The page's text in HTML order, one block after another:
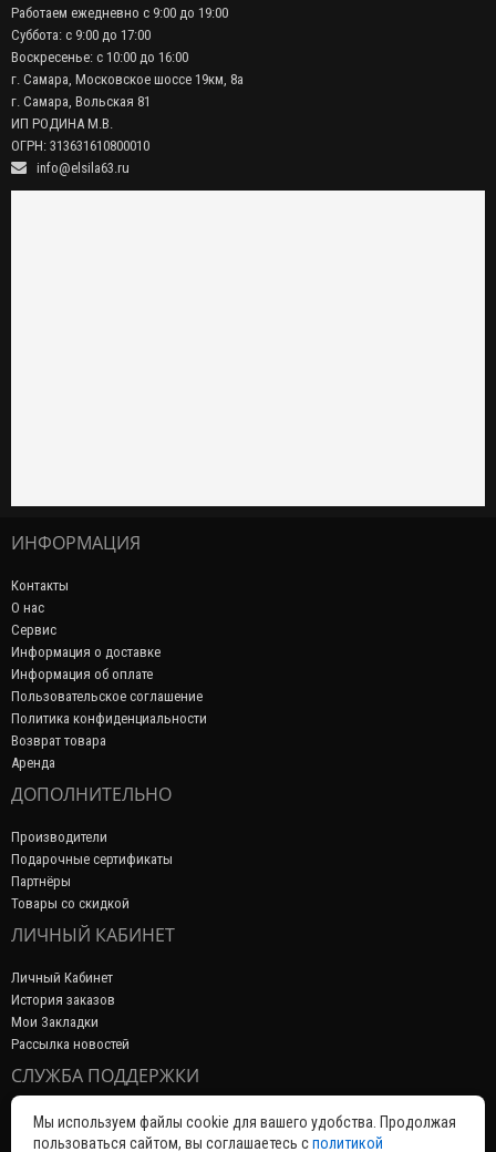
Работаем ежедневно с 9:00 до 19:00
Суббота: с 9:00 до 17:00
Воскресенье: с 10:00 до 16:00
г. Самара, Московское шоссе 19км, 8а
г. Самара, Вольская 81
ИП РОДИНА М.В.
ОГРН: 313631610800010
info@elsila63.ru
ИНФОРМАЦИЯ
Контакты
О нас
Сервис
Информация о доставке
Информация об оплате
Пользовательское соглашение
Политика конфиденциальности
Возврат товара
Аренда
ДОПОЛНИТЕЛЬНО
Производители
Подарочные сертификаты
Партнёры
Товары со скидкой
ЛИЧНЫЙ КАБИНЕТ
Личный Кабинет
История заказов
Мои Закладки
Рассылка новостей
СЛУЖБА ПОДДЕРЖКИ
Связаться с нами
Возврат товара
Мы используем файлы cookie для вашего удобства. Продолжая
пользоваться сайтом, вы соглашаетесь сполитикой